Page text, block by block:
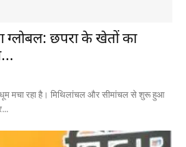
ग्लोबल: छपरा के खेतों का
धूम मचा रहा है। मिथिलांचल और सीमांचल से शुरू हुआ